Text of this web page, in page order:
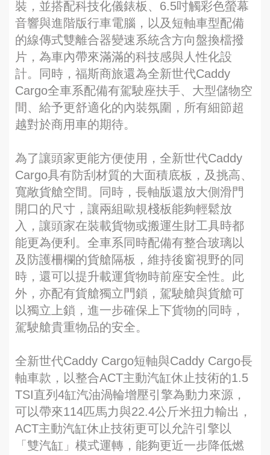
裝，並搭配科技化儀錶板、6.5吋觸彩色螢幕
音響與進階版行車電腦，以及短軸車型配備
的線傳式雙離合器變速系統含方向盤換檔撥
片，為車內帶來滿滿的科技感與人性化設
計。同時，福斯商旅還為全新世代Caddy
Cargo全車系配備有駕駛座扶手、大型儲物空
間、給予更舒適化的內裝氛圍，所有細節超
越對於商用車的期待。
為了讓頭家更能方便使用，全新世代Caddy
Cargo具有防刮材質的大面積底板，及挑高、
寬敞貨艙空間。同時，長軸版還放大側滑門
開口的尺寸，讓兩組歐規棧板能夠輕鬆放
入，讓頭家在裝載貨物或搬運生財工具時都
能更為便利。全車系同時配備有整合玻璃以
及防護柵欄的貨艙隔板，維持後窗視野的同
時，還可以提升載運貨物時前座安全性。此
外，亦配有貨艙獨立門鎖，駕駛艙與貨艙可
以獨立上鎖，進一步確保上下貨物的同時，
駕駛艙貴重物品的安全。
全新世代Caddy Cargo短軸與Caddy Cargo長
軸車款，以整合ACT主動汽缸休止技術的1.5
TSI直列4缸汽油渦輪增壓引擎為動力來源，
可以帶來114匹馬力與22.4公斤米扭力輸出，
ACT主動汽缸休止技術更可以允許引擎以
「雙汽缸」模式運轉，能夠更近一步降低燃